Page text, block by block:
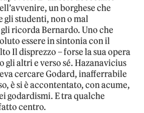
un borghese che
gli studenti, non o mal
ricorda Bernardo. Uno che
essere in sintonia con il
Il disprezzo – forse la sua opera
gli altri e verso sé. Hazanavicius
cercare Godard, inafferrabile
è si è accontentato, con acume,
godardismi. E tra qualche
centro.